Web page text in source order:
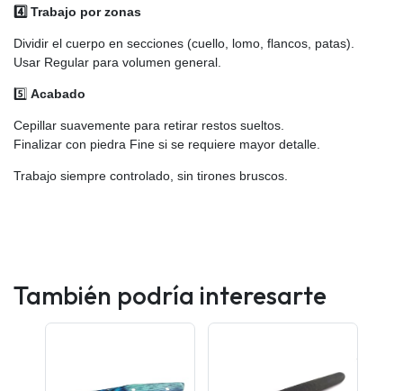
4️⃣ Trabajo por zonas
Dividir el cuerpo en secciones (cuello, lomo, flancos, patas).
Usar Regular para volumen general.
5️⃣ Acabado
Cepillar suavemente para retirar restos sueltos.
Finalizar con piedra Fine si se requiere mayor detalle.
Trabajo siempre controlado, sin tirones bruscos.
También podría interesarte